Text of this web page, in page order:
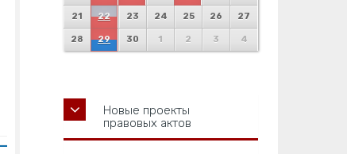
21 22 23 24 25 26 27
28 29 30 1 2 3 4
Новые проекты
правовых актов